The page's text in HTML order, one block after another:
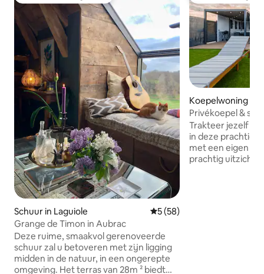
Schuur in Laguiole Gemiddelde beoordeling
5 (58)
Grange de Timon in Aubrac
Deze ruime, smaakvol gerenoveerde
schuur zal u betoveren met zijn ligging
midden in de natuur, in een ongerepte
omgeving. Het terras van 28m ² biedt
Koepelwoning in
e
Privékoepel &
Vercors
Trakteer jezelf
in deze prachtige
met een eigen
prachtig uitzicht op de